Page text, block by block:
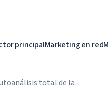
principalMarketing en red
total de la